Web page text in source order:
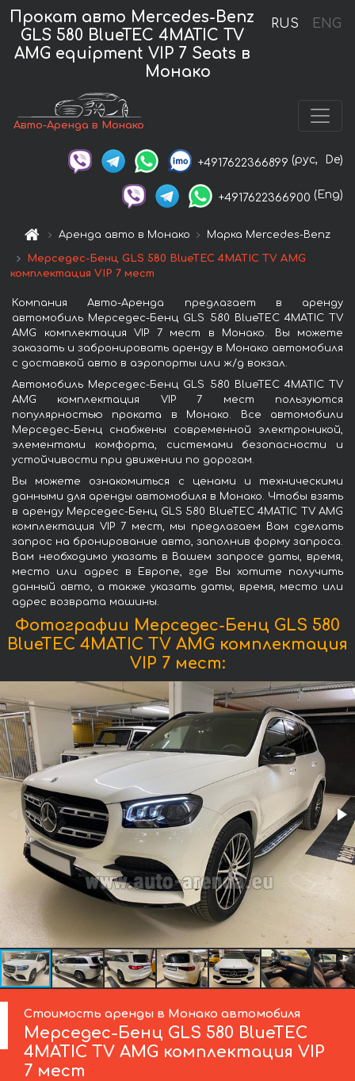
RUS ENG
Прокат авто Mercedes-Benz
GLS 580 BlueTEC 4MATIC TV
AMG equipment VIP 7 Seats в
Монако
Авто-Аренда в Монако
+4917622366899 (рус, De)
+4917622366900 (Eng)
Аренда авто в Монако Марка Mercedes-Benz
Мерседес-Бенц GLS 580 BlueTEC 4MATIC TV AMG
комплектация VIP 7 мест
Компания Авто-Аренда предлагает в аренду
автомобиль Мерседес-Бенц GLS 580 BlueTEC 4MATIC TV
AMG комплектация VIP 7 мест в Монако. Вы можете
заказать и забронировать аренду в Монако автомобиля
с доставкой авто в аэропорты или ж/д вокзал.
Автомобиль Мерседес-Бенц GLS 580 BlueTEC 4MATIC TV
AMG комплектация VIP 7 мест пользуются
популярностью проката в Монако. Все автомобили
Мерседес-Бенц снабжены современной электроникой,
элементами комфорта, системами безопасности и
устойчивости при движении по дорогам.
Вы можете ознакомиться с ценами и техническими
данными для аренды автомобиля в Монако. Чтобы взять
в аренду Мерседес-Бенц GLS 580 BlueTEC 4MATIC TV AMG
комплектация VIP 7 мест, мы предлагаем Вам сделать
запрос на бронирование авто, заполнив форму запроса.
Вам необходимо указать в Вашем запросе даты, время,
место или адрес в Европе, где Вы хотите получить
данный авто, а также указать даты, время, место или
адрес возврата машины.
Фотографии Мерседес-Бенц GLS 580
BlueTEC 4MATIC TV AMG комплектация
VIP 7 мест:
Стоимость аренды в Монако автомобиля
Мерседес-Бенц GLS 580 BlueTEC
4MATIC TV AMG комплектация VIP
7 мест